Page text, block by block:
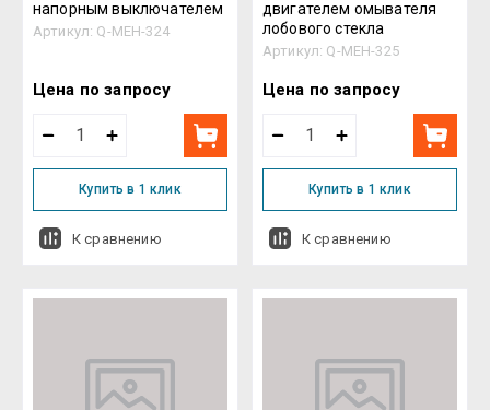
напорным выключателем
Артикул: Q-MEH-324
Цена по запросу
Купить в 1 клик
К сравнению
двигателем омывателя
лобового стекла
Артикул: Q-MEH-325
Цена по запросу
Купить в 1 клик
К сравнению